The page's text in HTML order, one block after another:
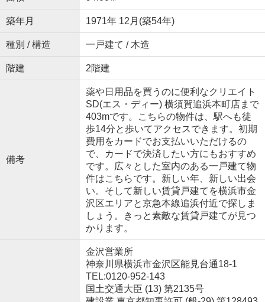
築年月 1971年 12月(築54年)
種別 / 構造 一戸建て / 木造
階建 2階建
備考
薬や日用品を買うのに便利なクリエイト
SD(エス・ディー) 横須賀追浜本町店まで
403mです。こちらの物件は、駅へも徒
歩14分と歩いてアクセスできます。初期
費用をカードでお支払いいただけるの
で、カードで決済したい方にもおすすめ
です。広々とした室内のある一戸建て物
件はこちらです。新しい年、新しい出会
い。そして新しい賃貸戸建てを横浜市金
沢区エリアと京急本線追浜付近で探しま
しょう。きっと素敵な賃貸戸建てが見つ
かります。
金沢営業所
神奈川県横浜市金沢区能見台通18-1
TEL:0120-952-143
国土交通大臣 (13) 第2135号